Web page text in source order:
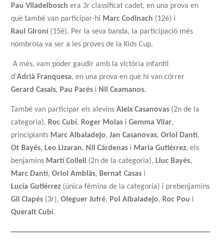
PauViladelbosch era 3r classificat cadet, en una prova en
què també van participar-hi Marc Codinach (12è) i
Raul Gironí (15è). Per la seva banda, la participació més
nombrosa va ser a les proves de la Kids Cup.
A més, vam poder gaudir amb la victòria infantil
d’Adrià Franquesa, en una prova en què hi van córrer
Gerard Casals, Pau Parés i NilCeamanos.
També van participar els alevinsAleix Casanovas (2n de la
categoria), RocCubí, Roger Molas iGemma Vilar,
principiants Marc Albaladejo,JanCasanovas,Oriol Dantí,
Ot Bayés, Leo Lizaran, Nil Cárdenas i MariaGutiérrez, els
benjamins Martí Collell (2n de la categoria), Lluc Bayés,
Marc Dantí,OriolAmblàs, Bernat Casas i
Lucía Gutiérrez (única fèmina de la categoria) i prebenjamins
Gil Clapés (3r),OleguerJufré, PolAlbaladejo, Roc Pou i
Queralt Cubí.